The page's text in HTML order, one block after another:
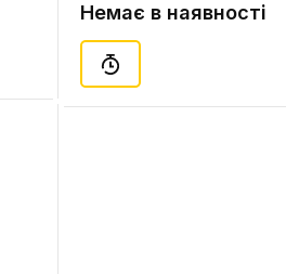
Немає в наявності